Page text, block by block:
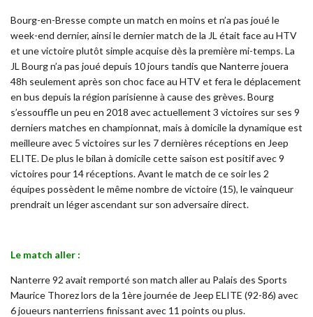
Bourg-en-Bresse compte un match en moins et n’a pas joué le
week-end dernier, ainsi le dernier match de la JL était face au HTV
et une victoire plutôt simple acquise dès la première mi-temps. La
JL Bourg n’a pas joué depuis 10 jours tandis que Nanterre jouera
48h seulement après son choc face au HTV et fera le déplacement
en bus depuis la région parisienne à cause des grèves. Bourg
s’essouffle un peu en 2018 avec actuellement 3 victoires sur ses 9
derniers matches en championnat, mais à domicile la dynamique est
meilleure avec 5 victoires sur les 7 dernières réceptions en Jeep
ELITE. De plus le bilan à domicile cette saison est positif avec 9
victoires pour 14 réceptions. Avant le match de ce soir les 2
équipes possèdent le même nombre de victoire (15), le vainqueur
prendrait un léger ascendant sur son adversaire direct.
Le match aller :
Nanterre 92 avait remporté son match aller au Palais des Sports
Maurice Thorez lors de la 1ère journée de Jeep ELITE (92-86) avec
6 joueurs nanterriens finissant avec 11 points ou plus.